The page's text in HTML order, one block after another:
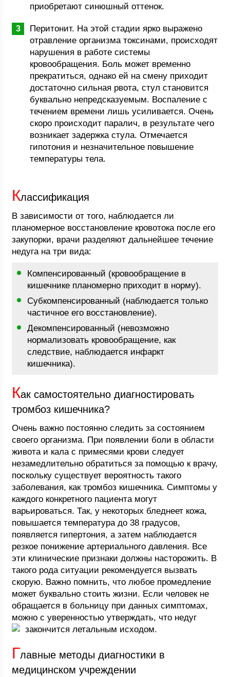
приобретают синюшный оттенок.
Перитонит. На этой стадии ярко выражено
отравление организма токсинами, происходят
нарушения в работе системы
кровообращения. Боль может временно
прекратиться, однако ей на смену приходит
достаточно сильная рвота, стул становится
буквально непредсказуемым. Воспаление с
течением времени лишь усиливается. Очень
скоро происходит паралич, в результате чего
возникает задержка стула. Отмечается
гипотония и незначительное повышение
температуры тела.
Классификация
В зависимости от того, наблюдается ли
планомерное восстановление кровотока после его
закупорки, врачи разделяют дальнейшее течение
недуга на три вида:
Компенсированный (кровообращение в
кишечнике планомерно приходит в норму).
Субкомпенсированный (наблюдается только
частичное его восстановление).
Декомпенсированный (невозможно
нормализовать кровообращение, как
следствие, наблюдается инфаркт
кишечника).
Как самостоятельно диагностировать
тромбоз кишечника?
Очень важно постоянно следить за состоянием
своего организма. При появлении боли в области
живота и кала с примесями крови следует
незамедлительно обратиться за помощью к врачу,
поскольку существует вероятность такого
заболевания, как тромбоз кишечника. Симптомы у
каждого конкретного пациента могут
варьироваться. Так, у некоторых бледнеет кожа,
повышается температура до 38 градусов,
появляется гипертония, а затем наблюдается
резкое понижение артериального давления. Все
эти клинические признаки должны насторожить. В
такого рода ситуации рекомендуется вызвать
скорую. Важно помнить, что любое промедление
может буквально стоить жизни. Если человек не
обращается в больницу при данных симптомах,
можно с уверенностью утверждать, что недуг
закончится летальным исходом.
Главные методы диагностики в
медицинском учреждении